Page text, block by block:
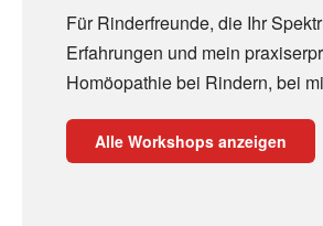
Für Rinderfreunde, die Ihr
Erfahrungen und mein
Homöopathie bei Rindern, bei
Alle Workshops anzeigen